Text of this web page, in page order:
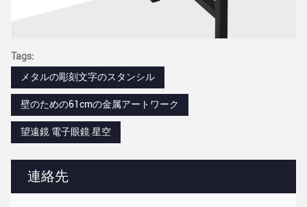
連絡先
Tags:
メタルの彫刻文字のスタンシル
壁のための61cmの金属アートワーク
望遠鏡 電子眼鏡 星空